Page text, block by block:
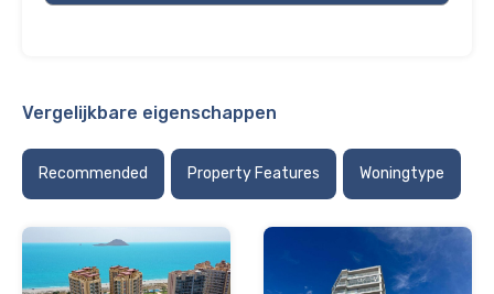
Vergelijkbare eigenschappen
Recommended Property Features Woningtype